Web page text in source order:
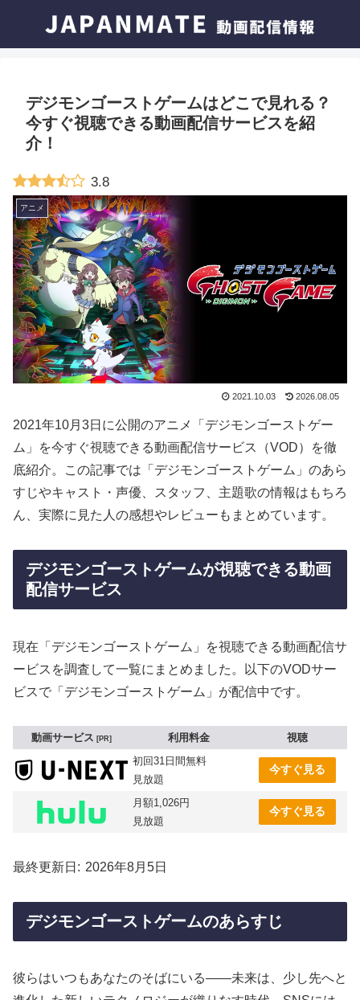
デジモンゴーストゲームはどこで見れる？
今すぐ視聴できる動画配信サービスを紹
介！
3.8
アニメ
2021.10.03 2026.08.05
2021年10月3日に公開のアニメ「デジモンゴーストゲー
ム」を今すぐ視聴できる動画配信サービス（VOD）を徹
底紹介。この記事では「デジモンゴーストゲーム」のあら
すじやキャスト・声優、スタッフ、主題歌の情報はもちろ
ん、実際に見た人の感想やレビューもまとめています。
デジモンゴーストゲームが視聴できる動画
配信サービス
現在「デジモンゴーストゲーム」を視聴できる動画配信サ
ービスを調査して一覧にまとめました。以下のVODサー
ビスで「デジモンゴーストゲーム」が配信中です。
動画サービス PR 利用料金
視聴
初回31日間無料
見放題
今すぐ見る
月額1,026円
見放題
今すぐ見る
最終更新日 2026年8月5日
デジモンゴーストゲームのあらすじ
彼らはいつもあなたのそばにいる――未来は、少し先へと